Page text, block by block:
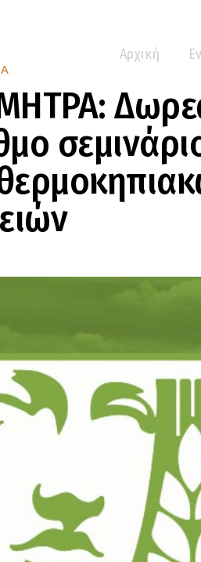
Αρχική